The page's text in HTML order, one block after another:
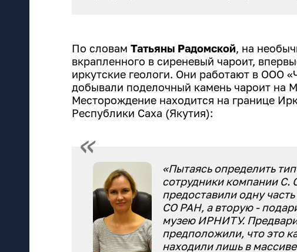
По словам Татьяны Радомской, на
вкрапленного в сиреневый чароит,
иркутские геологи. Они работают в ООО
добывали поделочный камень чароит на
Месторождение находится на границе
Республики Саха (Якутия):
«Пытаясь определить
сотрудники компании С.
предоставили одну
СО РАН, а вторую -
музею ИРНИТУ.
предположили, что это
находили лишь в